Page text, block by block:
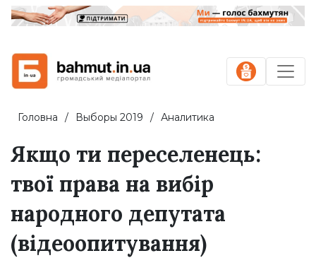
Головна Выборы 2019 Аналитика
Якщо ти переселенець:
твої права на вибір
народного депутата
(відеоопитування)